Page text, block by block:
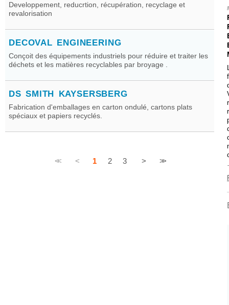
Developpement, reducrtion, récupération, recyclage et
revalorisation
DECOVAL ENGINEERING
Conçoit des équipements industriels pour réduire et traiter les
déchets et les matières recyclables par broyage .
DS SMITH KAYSERSBERG
Fabrication d'emballages en carton ondulé, cartons plats
spéciaux et papiers recyclés.
<< < 1 2 3 > >>